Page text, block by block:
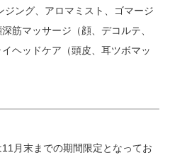
ジング、アロマミスト、ゴマージ
筋マッサージ（顔、デコルテ、
ヘッドケア（頭皮、耳ツボマッ
月末までの期間限定となってお